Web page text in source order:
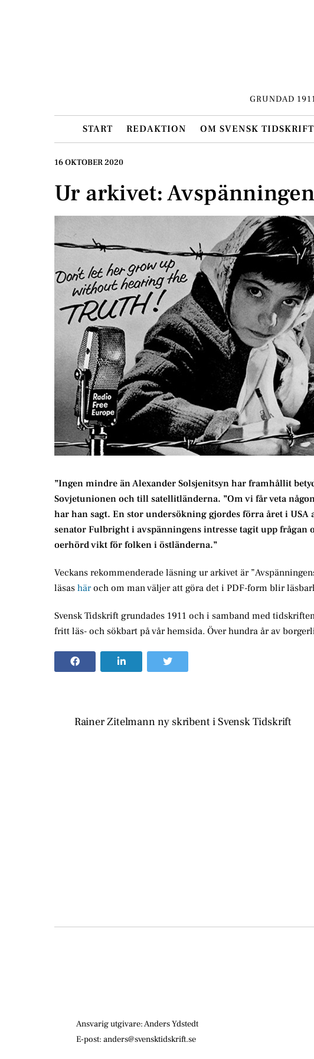
GRUNDAD
START REDAKTION OM SVENSK TIDSKRIFT
16 OKTOBER 2020
Ur arkivet:
”Ingen mindre än Alexander Solsjenitsyn har framhållit
Sovjetunionen och till satellitländerna. ”Om vi får veta
har han sagt. En stor undersökning gjordes förra året i USA
senator Fulbright i avspänningens intresse tagit upp frågan
oerhörd vikt för folken i östländerna.”
Veckans rekommenderade läsning ur arkivet är
läsas häroch om man väljer att göra det i PDF-form blir
Svensk Tidskrift grundades 1911 och i samband med
fritt läs- och sökbart på vår hemsida. Över hundra år av
Rainer Zitelmann ny skribent i Svensk Tidskrift
Ansvarig utgivare: Anders Ydstedt
E-post: anders@svensktidskrift.se